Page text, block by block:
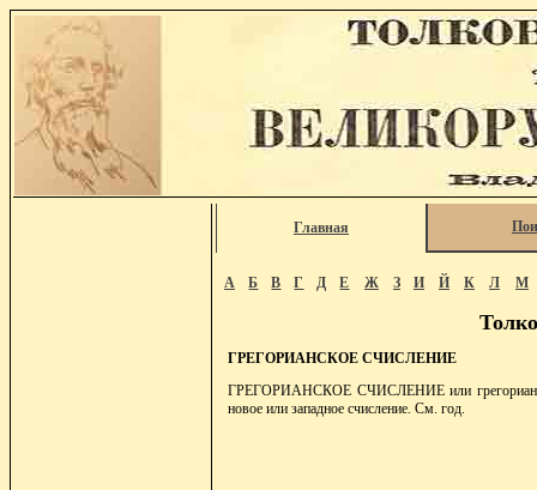
Главная
А Б В Г Д Е Ж З И Й К Л М
ГРЕГОРИАНСКОЕ СЧИСЛЕНИЕ
ГРЕГОРИАНСКОЕ СЧИСЛЕНИЕ или
новое или западное счисление. См. год.